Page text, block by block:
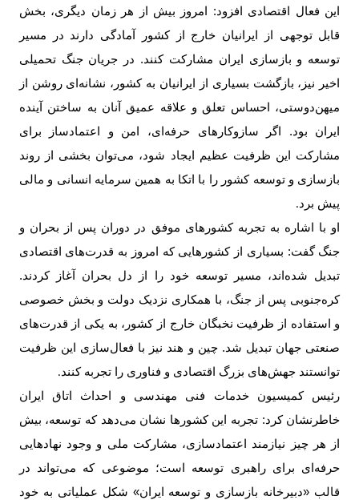
این فعال اقتصادی افزود: امروز بیش از هر زمان دیگری، بخش
قابل توجهی از ایرانیان خارج از کشور آمادگی دارند در مسیر
توسعه و بازسازی ایران مشارکت کنند. در جریان جنگ تحمیلی
اخیر نیز، بازگشت بسیاری از ایرانیان به کشور، نشانه‌ای روشن از
میهن‌دوستی، احساس تعلق و علاقه عمیق آنان به ساختن آینده
ایران بود. اگر سازوکارهای حرفه‌ای، امن و اعتمادساز برای
مشارکت این ظرفیت عظیم ایجاد شود، می‌توان بخشی از روند
بازسازی و توسعه کشور را با اتکا به همین سرمایه انسانی و مالی
پیش برد.
او با اشاره به تجربه کشورهای موفق در دوران پس از بحران و
جنگ گفت: بسیاری از کشورهایی که امروز به قدرت‌های اقتصادی
تبدیل شده‌اند، مسیر توسعه خود را از دل بحران آغاز کردند.
کره‌جنوبی پس از جنگ، با همکاری نزدیک دولت و بخش خصوصی
و استفاده از ظرفیت نخبگان خارج از کشور، به یکی از قدرت‌های
صنعتی جهان تبدیل شد. چین و هند نیز با فعال‌سازی این ظرفیت
توانستند جهش‌های بزرگ اقتصادی و فناوری را تجربه کنند.
رئیس کمیسیون خدمات فنی مهندسی و احداث اتاق ایران
خاطرنشان کرد: تجربه این کشورها نشان می‌دهد که توسعه، بیش
از هر چیز نیازمند اعتمادسازی، مشارکت ملی و وجود نهادهایی
حرفه‌ای برای راهبری توسعه است؛ موضوعی که می‌تواند در
قالب «دبیرخانه بازسازی و توسعه ایران» شکل عملیاتی به خود